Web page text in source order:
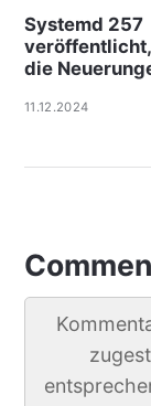
Systemd 257
die
11.12.2024